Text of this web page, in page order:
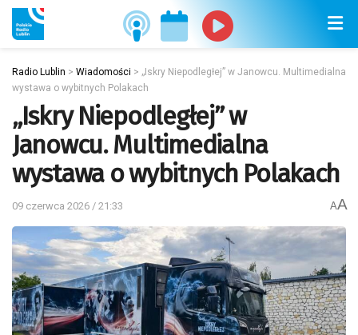
Radio Lublin > Wiadomości > „Iskry Niepodległej” w Janowcu. Multimedialna
wystawa o wybitnych Polakach
„Iskry Niepodległej” w
Janowcu. Multimedialna
wystawa o wybitnych Polakach
09 czerwca 2026 / 21:33 AA